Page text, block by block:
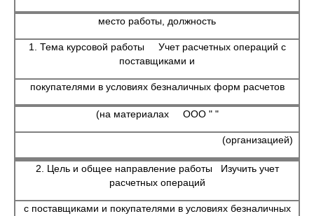
место работы, должность
1. Тема курсовой работы Учет расчетных операций с
поставщиками и
покупателями в условиях безналичных форм расчетов
(на материалах ООО " "
(организацией)
2. Цель и общее направление работы Изучить учет
расчетных операций
с поставщиками и покупателями в условиях безналичных